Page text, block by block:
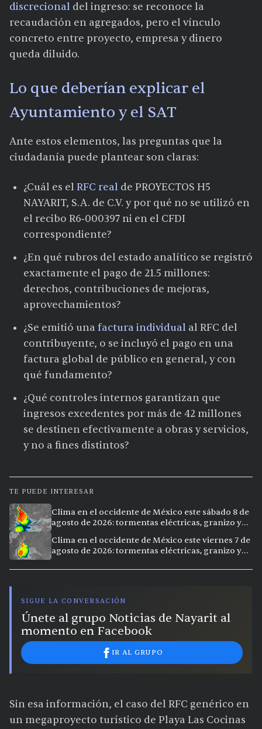
discrecional del ingreso: se reconoce la
recaudación en agregados, pero el vínculo
concreto entre proyecto, empresa y dinero
queda diluido.
Lo que deberían explicar el
Ayuntamiento y el SAT
Ante estos elementos, las preguntas que la
ciudadanía puede plantear son claras:
¿Cuál es el RFC real de PROYECTOS H5
NAYARIT, S.A. de C.V. y por qué no se utilizó en
el recibo R6‑000397 ni en el CFDI
correspondiente?
¿En qué rubros del estado analítico se registró
exactamente el pago de 21.5 millones:
derechos, contribuciones de mejoras,
aprovechamientos?
¿Se emitió una factura individual al RFC del
contribuyente, o se incluyó el pago en una
factura global de público en general, y con
qué fundamento?
¿Qué controles internos garantizan que
ingresos excedentes por más de 42 millones
se destinen efectivamente a obras y servicios,
y no a fines distintos?
TE PUEDE INTERESAR
Clima en el occidente de México este sábado 8 de
agosto de 2026: tormentas eléctricas, granizo y
Clima en el occidente de México este viernes 7 de
agosto de 2026: tormentas eléctricas, granizo y
SIGUE LA CONVERSACIÓN
Únete al grupo Noticias de Nayarit al
momento en Facebook
IR AL GRUPO
Sin esa información, el caso del RFC genérico en
un megaproyecto turístico de Playa Las Cocinas